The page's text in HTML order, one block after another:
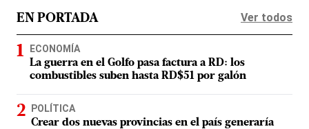
EN PORTADA Ver todos
ECONOMÍA
La guerra en el Golfo pasa factura a RD: los
combustibles suben hasta RD$51 por galón
POLÍTICA
Crear dos nuevas provincias en el país generaría